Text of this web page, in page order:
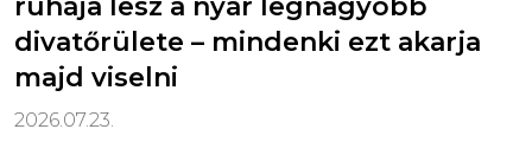
divatőrülete – mindenki ezt akarja
majd viselni
2026.07.23.